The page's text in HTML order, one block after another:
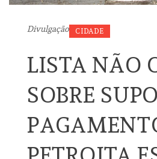
Divulgação CIDADE
LISTA NÃO
SOBRE